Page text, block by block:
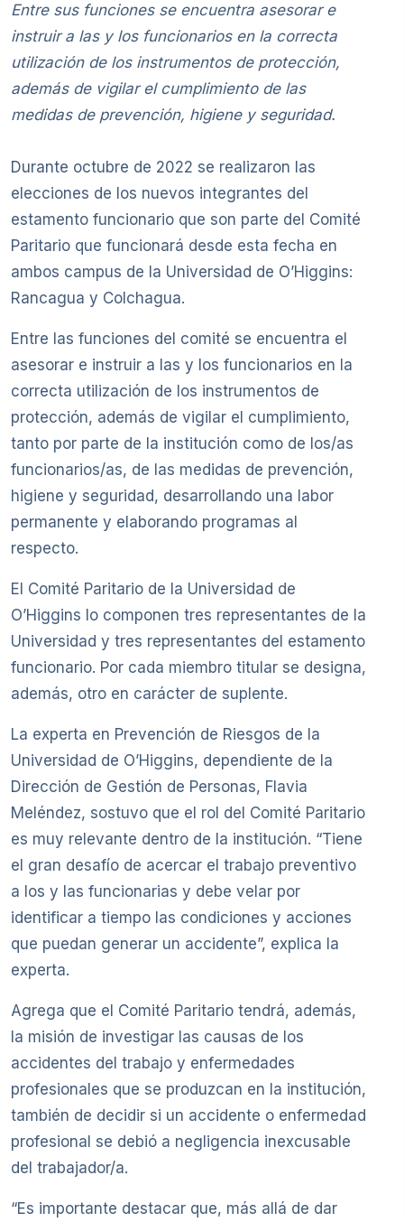
Entre sus funciones se encuentra asesorar e
instruir a las y los funcionarios en la correcta
utilización de los instrumentos de protección,
además de vigilar el cumplimiento de las
medidas de prevención, higiene y seguridad.
Durante octubre de 2022 se realizaron las
elecciones de los nuevos integrantes del
estamento funcionario que son parte del Comité
Paritario que funcionará desde esta fecha en
ambos campus de la Universidad de O’Higgins:
Rancagua y Colchagua.
Entre las funciones del comité se encuentra el
asesorar e instruir a las y los funcionarios en la
correcta utilización de los instrumentos de
protección, además de vigilar el cumplimiento,
tanto por parte de la institución como de los/as
funcionarios/as, de las medidas de prevención,
higiene y seguridad, desarrollando una labor
permanente y elaborando programas al
respecto.
El Comité Paritario de la Universidad de
O’Higgins lo componen tres representantes de la
Universidad y tres representantes del estamento
funcionario. Por cada miembro titular se designa,
además, otro en carácter de suplente.
La experta en Prevención de Riesgos de la
Universidad de O’Higgins, dependiente de la
Dirección de Gestión de Personas, Flavia
Meléndez, sostuvo que el rol del Comité Paritario
es muy relevante dentro de la institución. “Tiene
el gran desafío de acercar el trabajo preventivo
a los y las funcionarias y debe velar por
identificar a tiempo las condiciones y acciones
que puedan generar un accidente”, explica la
experta.
Agrega que el Comité Paritario tendrá, además,
la misión de investigar las causas de los
accidentes del trabajo y enfermedades
profesionales que se produzcan en la institución,
también de decidir si un accidente o enfermedad
profesional se debió a negligencia inexcusable
del trabajador/a.
“Es importante destacar que, más allá de dar